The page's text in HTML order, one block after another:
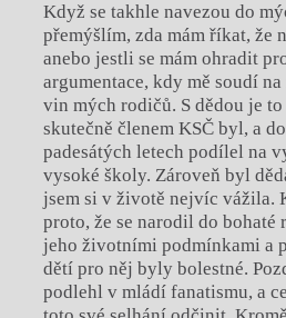
Když se takhle navezou do
přemýšlím, zda mám říkat, že
anebo jestli se mám ohradit
argumentace, kdy mě soudí
vin mých rodičů. S dědou je
skutečně členem KSČ byl, a
padesátých letech podílel na
vysoké školy. Zároveň byl
jsem si v životě nejvíc vážila.
proto, že se narodil do
jeho životními podmínkami a
dětí pro něj byly bolestné.
podlehl v mládí fanatismu, a